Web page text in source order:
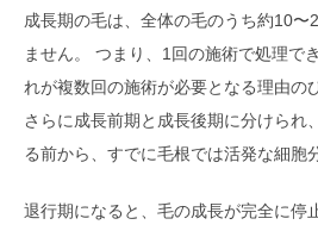
成長期の毛は、全体の毛のうち約10〜
ません。 つまり、1回の施術で処理で
れが複数回の施術が必要となる理由の
さらに成長前期と成長後期に分けられ
る前から、すでに毛根では活発な細胞
退行期になると、毛の成長が完全に停